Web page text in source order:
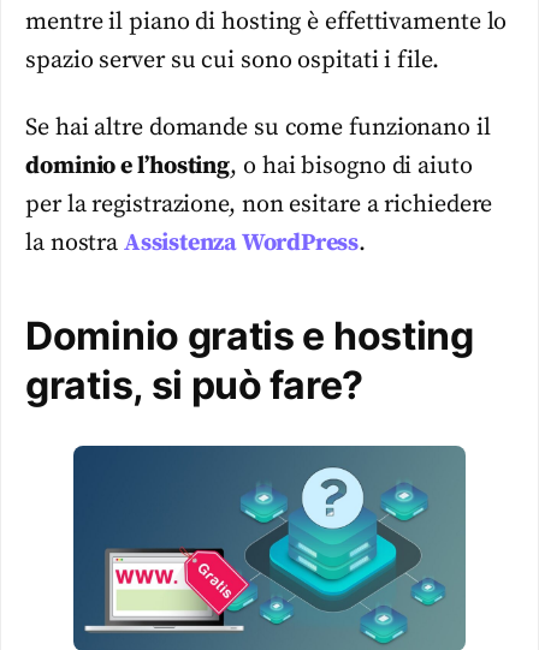
mentre il piano di hosting è effettivamente lo
spazio server su cui sono ospitati i file.
Se hai altre domande su come funzionano il
dominio e l’hosting, o hai bisogno di aiuto
per la registrazione, non esitare a richiedere
la nostraAssistenza WordPress.
Dominio gratis e hosting
gratis, si può fare?